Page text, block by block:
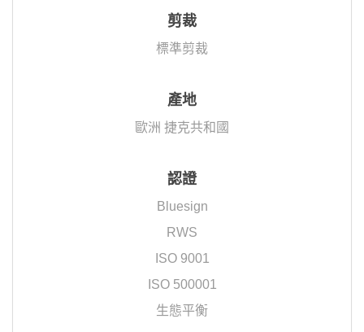
剪裁
標準剪裁
產地
歐洲 捷克共和國
認證
Bluesign
RWS
ISO 9001
ISO 500001
生態平衡